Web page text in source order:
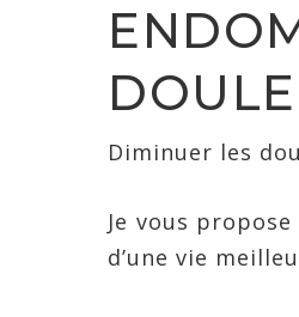
Diminuer les
Je vous
d’une vie